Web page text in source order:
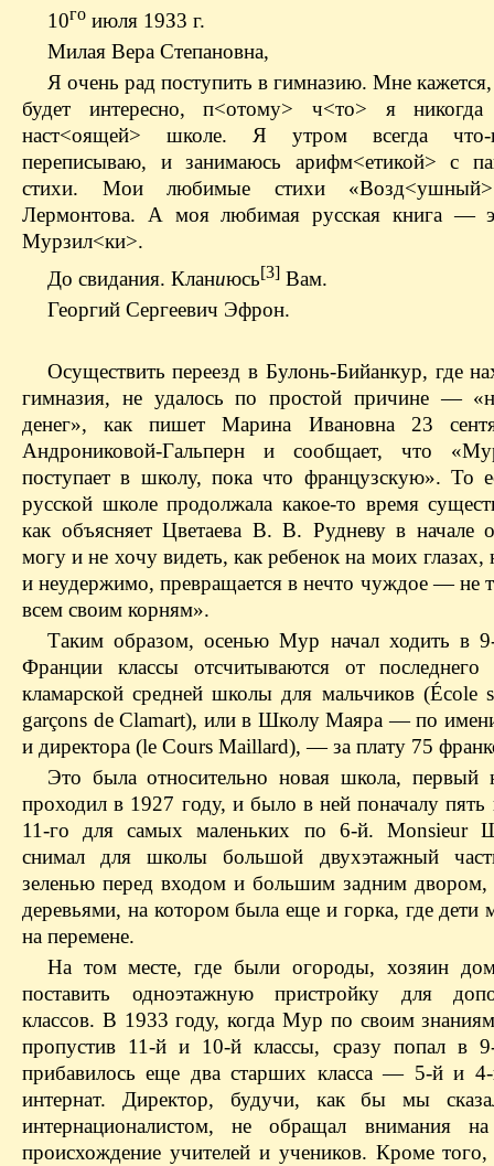
10гоиюля 19З3 г.
Милая Вера Степановна,
Я очень рад поступить в гимназию. Мне
будет интересно, п<отому> ч<то> я
наст<оящей> школе. Я утром всегда что-
переписываю, и занимаюсь арифм<етикой> с
стихи. Мои любимые стихи
Лермонтова. А моя любимая русская книга —
Мурзил<ки>.
До свидания. Кланиюсь[3]Вам.
Георгий Сергеевич Эфрон.
Осуществить переезд в Булонь-Бийанкур, где
гимназия, не удалось по простой причине —
денег», как пишет Марина Ивановна 23
Андрониковой-Гальперн и сообщает, что
поступает в школу, пока что французскую». То
русской школе продолжала какое-то время
как объясняет Цветаева В. В. Рудневу в начале
могу и не хочу видеть, как ребенок на моих глазах,
и неудержимо, превращается в нечто чуждое — не
всем своим корням».
Таким образом, осенью Мур начал ходить в
Франции классы отсчитываются от
кламарской средней школы для мальчиков (École
garçons de Clamart), или в Школу Маяра — по
и директора (le Cours Maillard), — за плату 75
Это была относительно новая школа, первый
проходил в 1927 году, и было в ней поначалу
11-го для самых маленьких по 6-й. Мonsieur
снимал для школы большой двухэтажный
зеленью перед входом и большим задним двором,
деревьями, на котором была еще и горка, где дети
на перемене.
На том месте, где были огороды, хозяин
поставить одноэтажную пристройку для
классов. В 1933 году, когда Мур по своим
пропустив 11-й и 10-й классы, сразу попал в
прибавилось еще два старших класса — 5-й и 4-
интернат. Директор, будучи, как бы мы
интернационалистом, не обращал внимания на
происхождение учителей и учеников. Кроме